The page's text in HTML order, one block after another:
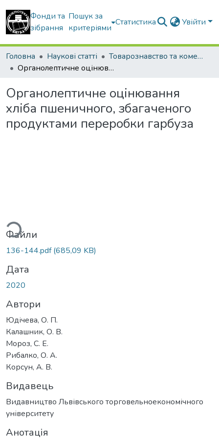
Фонди та
зібрання
Пошук за
критеріями
Статистика Увійти
Головна Наукові статті
Товарознавство та комерційна діяльність
Органолептичне оцінювання хліба пшеничного, збагаченого продуктами переробки гарбуза
Органолептичне оцінювання
хліба пшеничного, збагаченого
продуктами переробки гарбуза
Файли
136-144.pdf(685,09 KB)
Дата
2020
Автори
Юдічева, О. П.
Калашник, О. В.
Мороз, С. Е.
Рибалко, О. А.
Корсун, А. В.
Видавець
Видавництво Львівського торговельноекономічного
університету
Анотація